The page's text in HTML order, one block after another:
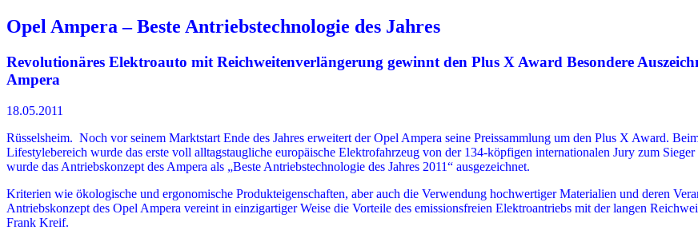
Opel Ampera – Beste Antriebstechnologie des Jahres
Revolutionäres Elektroauto mit Reichweitenverlängerung gewinnt den Plus X Award Besondere
Ampera
18.05.2011
Rüsselsheim. Noch vor seinem Marktstart Ende des Jahres erweitert der Opel Ampera seine Preissammlung um den Plus X Award.
Lifestylebereich wurde das erste voll alltagstaugliche europäische Elektrofahrzeug von der 134-köpfigen internationalen Jury zum
wurde das Antriebskonzept des Ampera als „Beste Antriebstechnologie des Jahres 2011“ ausgezeichnet.
Kriterien wie ökologische und ergonomische Produkteigenschaften, aber auch die Verwendung hochwertiger Materialien und deren
Antriebskonzept des Opel Ampera vereint in einzigartiger Weise die Vorteile des emissionsfreien Elektroantriebs mit der langen
Frank Kreif.